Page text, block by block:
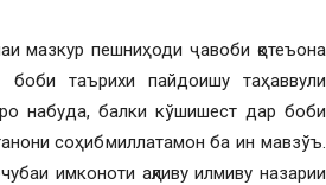
мазкур пешниҳоди ҷавоби қотеъона
таърихи пайдоишу таҳаввули
набуда, балки кўшишест дар боби
соҳибмиллатамон ба ин мавзўъ.
имконоти ақливу илмиву назарии